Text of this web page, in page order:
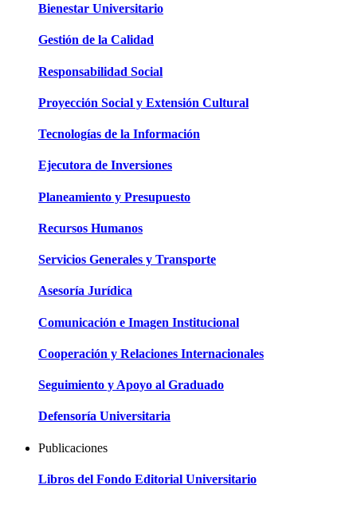
Bienestar Universitario
Gestión de la Calidad
Responsabilidad Social
Proyección Social y Extensión Cultural
Tecnologías de la Información
Ejecutora de Inversiones
Planeamiento y Presupuesto
Recursos Humanos
Servicios Generales y Transporte
Asesoría Jurídica
Comunicación e Imagen Institucional
Cooperación y Relaciones Internacionales
Seguimiento y Apoyo al Graduado
Defensoría Universitaria
Publicaciones
Libros del Fondo Editorial Universitario